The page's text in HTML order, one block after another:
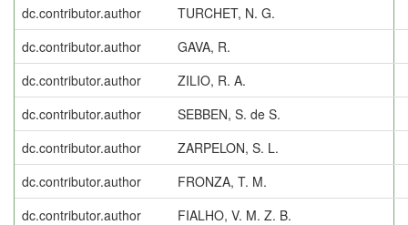
dc.contributor.author
TURCHET, N. G.
dc.contributor.author
GAVA, R.
dc.contributor.author
ZILIO, R. A.
dc.contributor.author
SEBBEN, S. de S.
dc.contributor.author
ZARPELON, S. L.
dc.contributor.author
FRONZA, T. M.
dc.contributor.author
FIALHO, V. M. Z. B.